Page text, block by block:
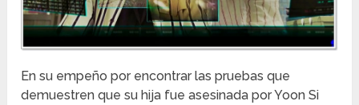
En su empeño por encontrar las pruebas que
demuestren que su hija fue asesinada por Yoon Si